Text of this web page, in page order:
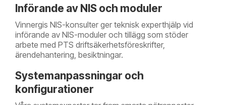
Införande av NIS och moduler
Vinnergis NIS-konsulter ger teknisk experthjälp vid
införande av NIS-moduler och tillägg som stöder
arbete med PTS driftsäkerhetsföreskrifter,
ärendehantering, besiktningar.
Systemanpassningar och
konfigurationer